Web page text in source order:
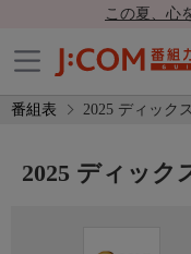
この夏、心
番組表 2025 ディック
2025 ディック